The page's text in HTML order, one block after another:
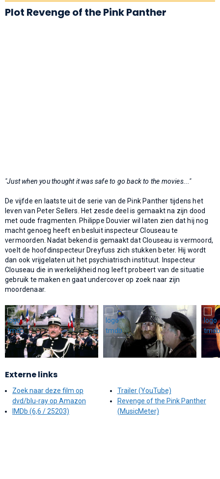
Plot Revenge of the Pink Panther
"Just when you thought it was safe to go back to the movies..."
De vijfde en laatste uit de serie van de Pink Panther tijdens het
leven van Peter Sellers. Het zesde deel is gemaakt na zijn dood
met oude fragmenten. Philippe Douvier wil laten zien dat hij nog
macht genoeg heeft en besluit inspecteur Clouseau te
vermoorden. Nadat bekend is gemaakt dat Clouseau is vermoord,
voelt de hoofdinspecteur Dreyfuss zich stukken beter. Hij wordt
dan ook vrijgelaten uit het psychiatrisch instituut. Inspecteur
Clouseau die in werkelijkheid nog leeft probeert van de situatie
gebruik te maken en gaat undercover op zoek naar zijn
moordenaar.
Externe links
Zoek naar deze film op
dvd/blu-ray op Amazon
IMDb (6,6 / 25203)
Trailer (YouTube)
Revenge of the Pink Panther
(MusicMeter)